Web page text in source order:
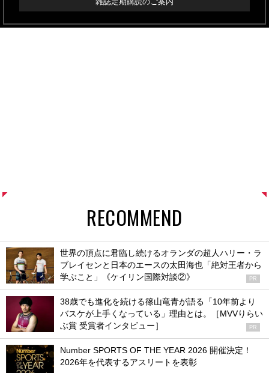
RECOMMEND
世界の頂点に君臨し続けるオランダの超人ハリー・ラ
ブレイセンと日本のエースの太田海也「絶対王者から
学ぶこと」《ケイリン国際対談②》
PR
38歳でも進化を続ける篠山竜青が語る「10年前より
バスケが上手くなっている」理由とは。［MVVりらい
ぶ賞 受賞者インタビュー］
PR
Number SPORTS OF THE YEAR 2026 開催決定！
2026年を代表するアスリートを表彰